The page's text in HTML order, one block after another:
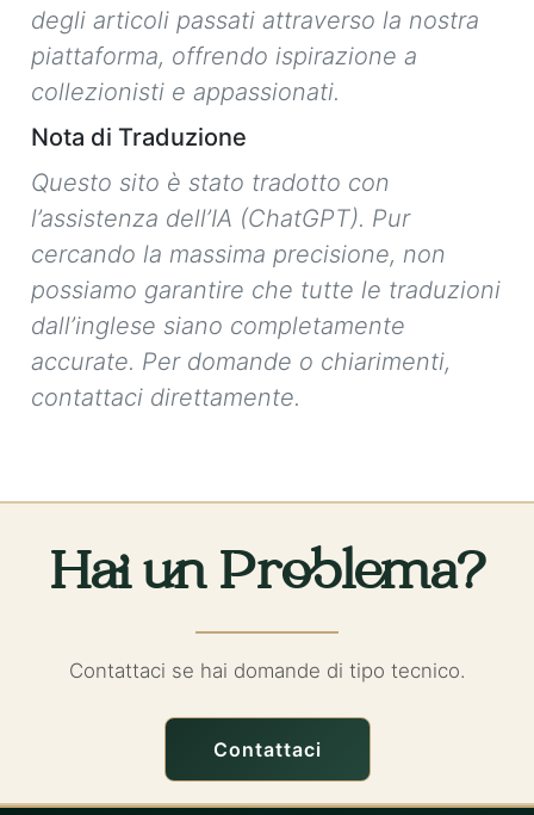
degli articoli passati attraverso la nostra
piattaforma, offrendo ispirazione a
collezionisti e appassionati.
Nota di Traduzione
Questo sito è stato tradotto con
l’assistenza dell’IA (ChatGPT). Pur
cercando la massima precisione, non
possiamo garantire che tutte le traduzioni
dall’inglese siano completamente
accurate. Per domande o chiarimenti,
contattaci direttamente.
Hai un Problema?
Contattaci se hai domande di tipo tecnico.
Contattaci